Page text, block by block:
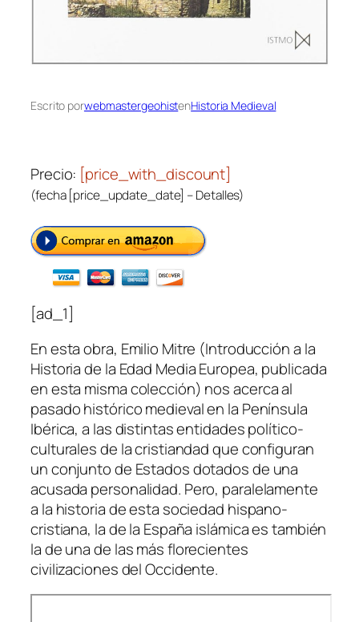
Escrito porwebmastergeohistenHistoria Medieval
Precio: [price_with_discount]
(fecha [price_update_date] –Detalles)
[ad_1]
En esta obra, Emilio Mitre (Introducción a la
Historia de la Edad Media Europea, publicada
en esta misma colección) nos acerca al
pasado histórico medieval en la Península
Ibérica, a las distintas entidades político-
culturales de la cristiandad que configuran
un conjunto de Estados dotados de una
acusada personalidad. Pero, paralelamente
a la historia de esta sociedad hispano-
cristiana, la de la España islámica es también
la de una de las más florecientes
civilizaciones del Occidente.